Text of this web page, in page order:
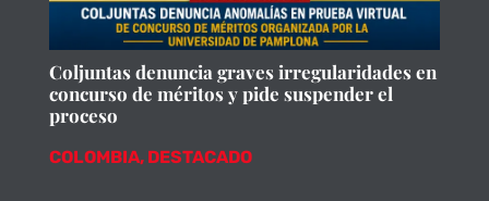
Coljuntas denuncia graves irregularidades en
concurso de méritos y pide suspender el
proceso
COLOMBIA, DESTACADO